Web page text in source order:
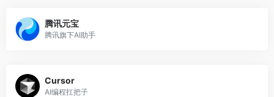
腾讯元宝
腾讯旗下AI助手
Cursor
AI编程扛把子